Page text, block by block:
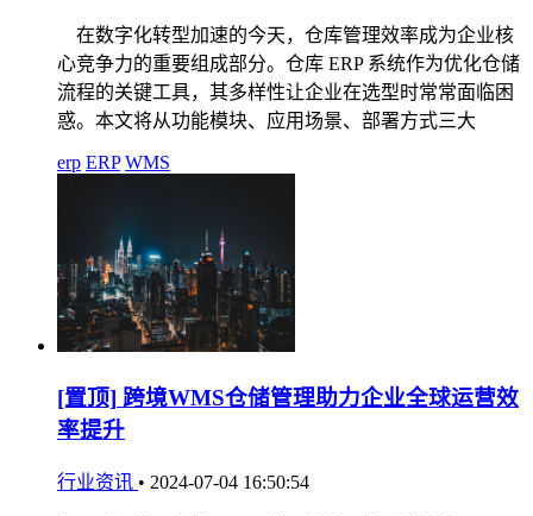
在数字化转型加速的今天，仓库管理效率成为企业核
心竞争力的重要组成部分。仓库 ERP 系统作为优化仓储
流程的关键工具，其多样性让企业在选型时常常面临困
惑。本文将从功能模块、应用场景、部署方式三大
erp ERP WMS
[置顶] 跨境WMS仓储管理助力企业全球运营效
率提升
行业资讯 • 2024-07-04 16:50:54